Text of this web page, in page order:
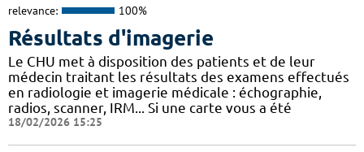
relevance: 100%
Résultats d'imagerie
Le CHU met à disposition des patients et de leur
médecin traitant les résultats des examens effectués
en radiologie et imagerie médicale : échographie,
radios, scanner, IRM... Si une carte vous a été
18/02/2026 15:25